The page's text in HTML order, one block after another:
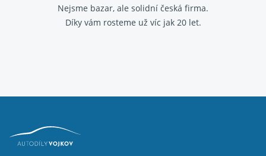
Nejsme bazar, ale solidní česká firma.
Díky vám rosteme už víc jak 20 let.